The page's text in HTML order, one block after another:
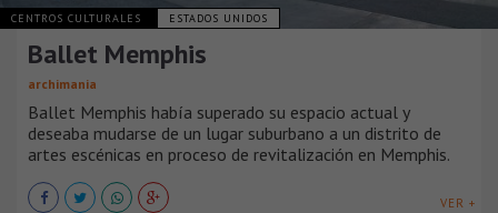
CENTROS CULTURALES ESTADOS UNIDOS
Ballet Memphis
archimania
Ballet Memphis había superado su espacio actual y
deseaba mudarse de un lugar suburbano a un distrito de
artes escénicas en proceso de revitalización en Memphis.
VER +